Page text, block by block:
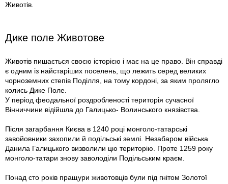
Животів.
Дике поле Животове
Животів пишається своєю історією і має на це право. Він справді
є одним із найстаріших поселень, що лежить серед великих
чорноземних степів Поділля, на тому кордоні, за яким пролягло
колись Дике Поле.
У період феодальної роздробленості територія сучасної
Вінниччини відійшла до Галицько- Волинського князівства.
Після загарбання Києва в 1240 році монголо-татарські
завойовники захопили й подільські землі. Незабаром війська
Данила Галицького визволили цю територію. Проте 1259 року
монголо-татари знову заволоділи Подільським краєм.
Понад сто років пращури животовців були під гнітом Золотої